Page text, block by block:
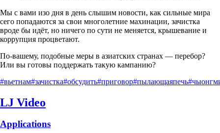
Мы с вами изо дня в день слышим новости, как сильные мира
сего попадаются за свои многолетние махинации, зачистка
вроде бы идёт, но ничего по сути не меняется, крышевание и
коррупция процветают.
По-вашему, подобные меры в азиатских странах — перебор?
Или вы готовы поддержать такую кампанию?
#вьетнам#зачистка#обсудить#приговор#пылающаяпечь
LJ Video
Applications